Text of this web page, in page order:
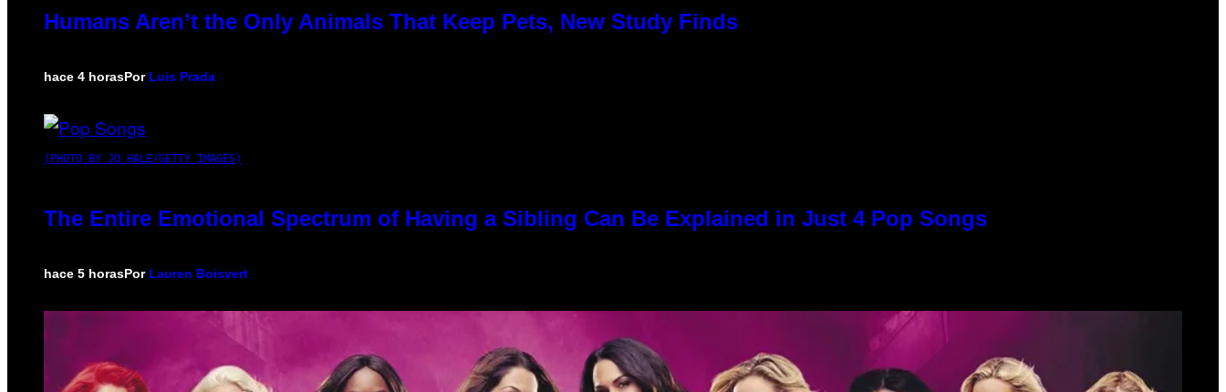
Humans Aren’t the Only Animals That Keep Pets, New Study Finds
hace 4 horasPor Luis Prada
(PHOTO BY JO HALE/GETTY IMAGES)
The Entire Emotional Spectrum of Having a Sibling Can Be Explained in Just 4 Pop Songs
hace 5 horasPor Lauren Boisvert